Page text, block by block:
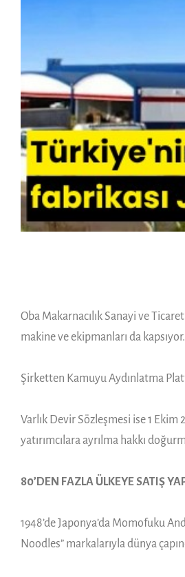
Oba Makarnacılık Sanayi ve
makine ve ekipmanları da kapsıyor.
Şirketten Kamuyu Aydınlatma
Varlık Devir Sözleşmesi ise 1 Ekim
yatırımcılara ayrılma hakkı
80’DEN FAZLA ÜLKEYE SATIŞ
1948’de Japonya’da Momofuku
Noodles” markalarıyla dünya